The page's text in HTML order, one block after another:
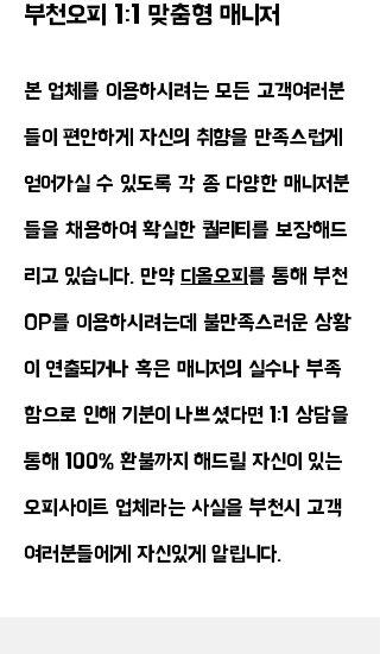
부천오피 1:1 맞춤형 매니저
본 업체를 이용하시려는 모든 고객여러분
들이 편안하게 자신의 취향을 만족스럽게
얻어가실 수 있도록 각 종 다양한 매니저분
들을 채용하여 확실한 퀄리티를 보장해드
리고 있습니다. 만약 디올오피 를 통해 부천
OP를 이용하시려는데 불만족스러운 상황
이 연출되거나 혹은 매니저의 실수나 부족
함으로 인해 기분이 나쁘셨다면 1:1 상담을
통해 100% 환불까지 해드릴 자신이 있는
오피사이트 업체라는 사실을 부천시 고객
여러분들에게 자신있게 알립니다.